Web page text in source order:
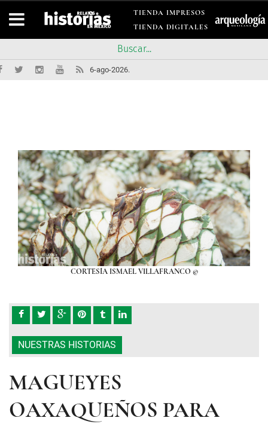
TIENDA IMPRESOS
TIENDA DIGITALES
6-ago-2026.
CORTESÍA ISMAEL VILLAFRANCO ©
NUESTRAS HISTORIAS
MAGUEYES
OAXAQUEÑOS PARA